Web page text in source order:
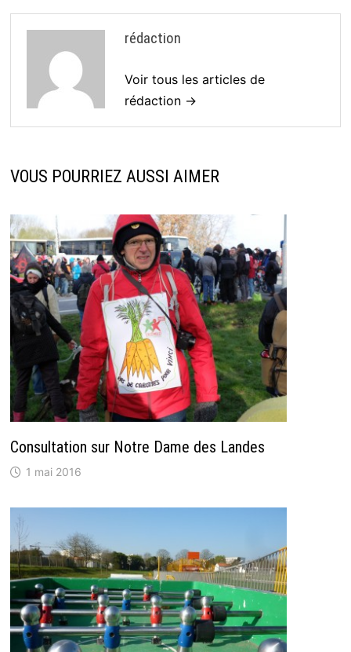
rédaction
Voir tous les articles de
rédaction →
VOUS POURRIEZ AUSSI AIMER
Consultation sur Notre Dame des Landes
1 mai 2016